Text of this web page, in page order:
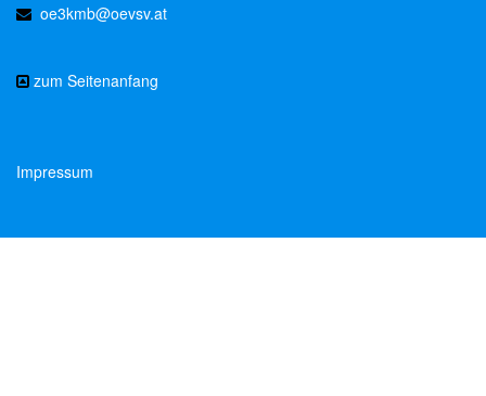
oe3kmb@oevsv.at
zum Seitenanfang
Impressum